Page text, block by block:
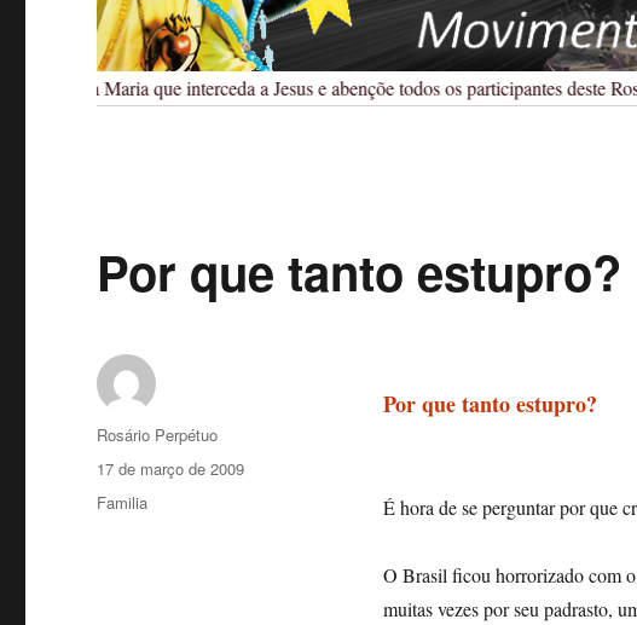
Pedimos a Maria que interceda a Jesus e abençõe todos os participantes deste
Por que tanto estupro?
Por que tanto estupro?
É hora de se perguntar por que
O Brasil ficou horrorizado com o
muitas vezes por seu padrasto,
Autor
Rosário Perpétuo
Publicado
em
17 de março de 2009
Categorias
Familia